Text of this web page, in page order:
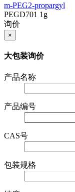
m-PEG2-propargyl
PEGD701 1g
询价
×
大包装询价
产品名称
产品编号
CAS号
包装规格